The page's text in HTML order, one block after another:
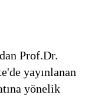
Prof.Dr.
yayınlanan
yönelik